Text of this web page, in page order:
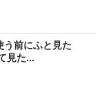
前にふと見た
見た...